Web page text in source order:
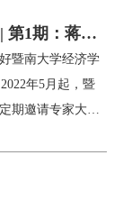
第1期：蒋述
暨南大学经济学
年5月起，暨
期邀请专家大咖
委书记、二级教
）主持人：成品